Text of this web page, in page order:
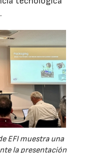
EFI muestra una
la presentación